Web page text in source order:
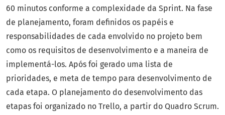
60 minutos conforme a complexidade da Sprint. Na fase
de planejamento, foram definidos os papéis e
responsabilidades de cada envolvido no projeto bem
como os requisitos de desenvolvimento e a maneira de
implementá-los. Após foi gerado uma lista de
prioridades, e meta de tempo para desenvolvimento de
cada etapa. O planejamento do desenvolvimento das
etapas foi organizado no Trello, a partir do Quadro Scrum.